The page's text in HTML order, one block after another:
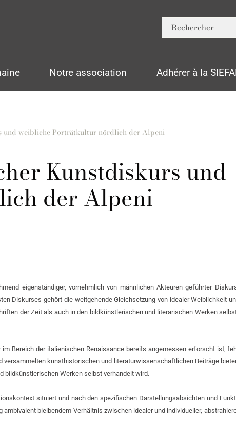
Notre association Adhérer à la
und weibliche Porträtkultur nördlich der Alpeni
Kunstdiskurs und
der Alpeni
eigenständiger, vornehmlich von männlichen Akteuren geführter
Diskurses gehört die weitgehende Gleichsetzung von idealer Weiblichkeit
der Zeit als auch in den bildkünstlerischen und literarischen Werken
Bereich der italienischen Renaissance bereits angemessen erforscht ist,
versammelten kunsthistorischen und literaturwissenschaftlichen Beiträge
bildkünstlerischen Werken selbst verhandelt wird.
situiert und nach den spezifischen Darstellungsabsichten und
bleibendem Verhältnis zwischen idealer und individueller,